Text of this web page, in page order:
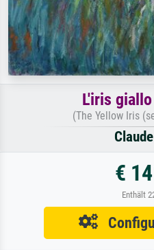
L'iris
(The Yellow Iris
€
Enthält